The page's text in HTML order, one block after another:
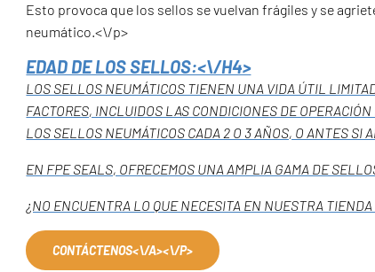
Esto provoca que los sellos se vuelvan frágiles y se
neumático.<\/p>
EDAD DE LOS SELLOS:<\/H4>
LOS SELLOS NEUMÁTICOS TIENEN UNA VIDA ÚTIL
FACTORES, INCLUIDOS LAS CONDICIONES DE
LOS SELLOS NEUMÁTICOS CADA 2 O 3 AÑOS, O ANTES
EN FPE SEALS, OFRECEMOS UNA AMPLIA GAMA DE
¿NO ENCUENTRA LO QUE NECESITA EN NUESTRA
CONTÁCTENOS<\/A><\/P>